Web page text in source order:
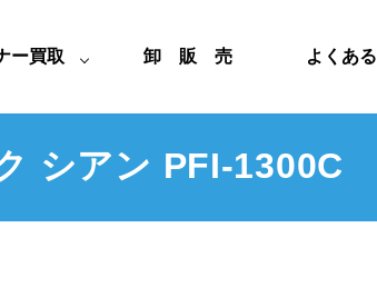
ー買取 卸 販 売 よくあ
シアン PFI-1300C